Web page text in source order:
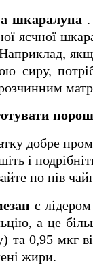
шкаралупа
яєчної
Наприклад,
сиру,
добре
і
по пів
є
а це
та 0,95 мкг
жири.